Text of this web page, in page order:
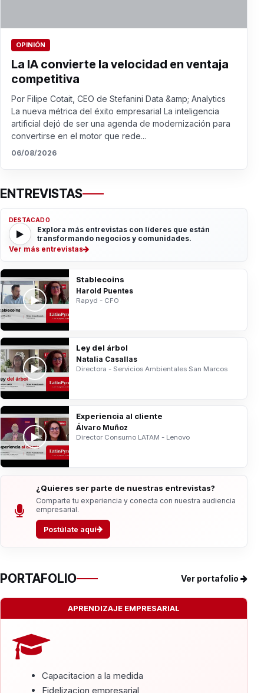
OPINIÓN
La IA convierte la velocidad en ventaja
competitiva
Por Filipe Cotait, CEO de Stefanini Data &amp; Analytics
La nueva métrica del éxito empresarial La inteligencia
artificial dejó de ser una agenda de modernización para
convertirse en el motor que rede...
06/08/2026
ENTREVISTAS
DESTACADO
Explora más entrevistas con líderes que están
transformando negocios y comunidades.
Ver más entrevistas
Stablecoins
Harold Puentes
Rapyd - CFO
Ley del árbol
Natalia Casallas
Directora - Servicios Ambientales San Marcos
Experiencia al cliente
Álvaro Muñoz
Director Consumo LATAM - Lenovo
¿Quieres ser parte de nuestras entrevistas?
Comparte tu experiencia y conecta con nuestra audiencia
empresarial.
Postúlate aquí
PORTAFOLIO Ver portafolio
APRENDIZAJE EMPRESARIAL
Capacitacion a la medida
Fidelizacion empresarial